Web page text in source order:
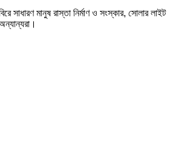
সাধারণ মানুষ রাস্তা নির্মাণ ও সংস্কার, সোলার লাইট